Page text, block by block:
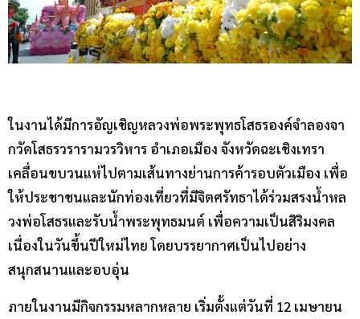
ในงานได้มีการอัญเชิญหลวงพ่อพระพุทธโสธรองค์จำลองจา
กวัดโสธรวรารามวรวิหาร อำเภอเมือง จังหวัดฉะเชิงเทรา
เคลื่อนขบวนแห่ไปตามเส้นทางย่านการค้ารอบตัวเมือง เพื่อ
ให้ประชาชนและนักท่องเที่ยวที่มีจิตศรัทธาได้ร่วมสรงน้ำหล
วงพ่อโสธรและรับน้ำพระพุทธมนต์ เพื่อความเป็นสิริมงคล
เนื่องในวันขึ้นปีใหม่ไทย โดยบรรยากาศเป็นไปอย่าง
สนุกสนานและอบอุ่น
ภายในงานมีกิจกรรมหลากหลาย เริ่มตั้งแต่วันที่ 12 เมษายน